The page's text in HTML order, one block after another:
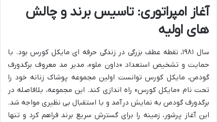
آغاز امپراتوری: تاسیس برند و چالش
های اولیه
سال ۱۹۸۱، نقطه عطف بزرگی در زندگی حرفه ای مایکل کورس بود. با
حمایت و تشخیص استعداد «داون ملو»، مدیر مد معروف برگدورف
گودمن، مایکل کورس توانست اولین مجموعه پوشاک زنانه خود را
تحت نام «مایکل کورس» راه اندازی کند. این مجموعه، بلافاصله در
برگدورف گودمن به نمایش درآمد و با استقبال بی نظیری مواجه شد.
این آغاز پرشور، زمینه را برای گسترش سریع برند فراهم کرد و تنها